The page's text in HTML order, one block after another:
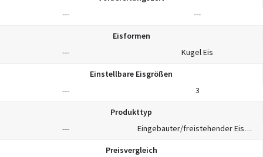
---
---
Eisformen
---
Kugel Eis
Einstellbare Eisgrößen
---
3
Produkttyp
---
Eingebauter/freistehender Eiswürfelbereiter
Preisvergleich